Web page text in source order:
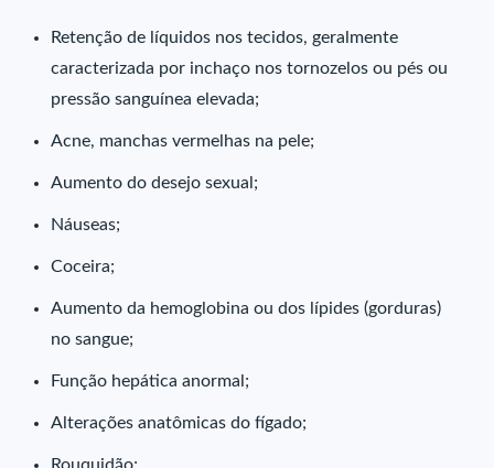
Retenção de líquidos nos tecidos, geralmente
caracterizada por inchaço nos tornozelos ou pés ou
pressão sanguínea elevada;
Acne, manchas vermelhas na pele;
Aumento do desejo sexual;
Náuseas;
Coceira;
Aumento da hemoglobina ou dos lípides (gorduras)
no sangue;
Função hepática anormal;
Alterações anatômicas do fígado;